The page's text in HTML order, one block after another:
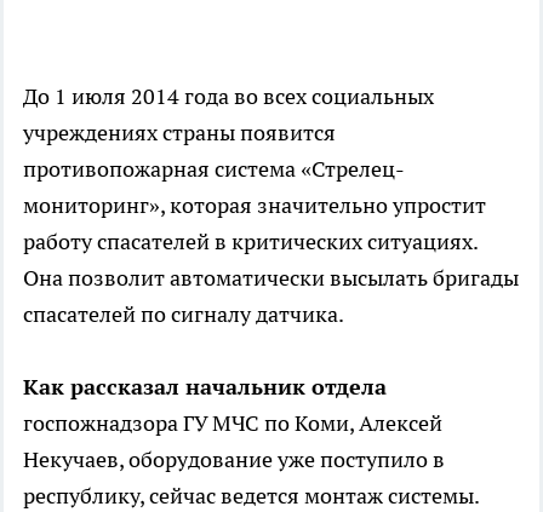
До 1 июля 2014 года во всех социальных
учреждениях страны появится
противопожарная система «Стрелец-
мониторинг», которая значительно упростит
работу спасателей в критических ситуациях.
Она позволит автоматически высылать бригады
спасателей по сигналу датчика.
Как рассказал начальник отдела
госпожнадзора ГУ МЧС по Коми, Алексей
Некучаев, оборудование уже поступило в
республику, сейчас ведется монтаж системы.